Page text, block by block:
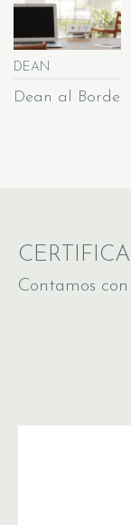
DEAN
Dean al Borde
Contamos